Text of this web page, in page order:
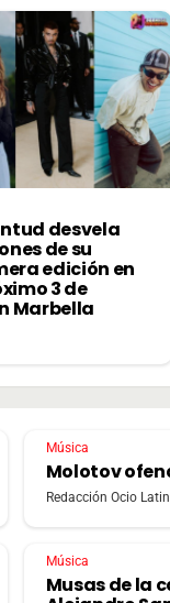
desvela
de su
edición en
3 de
Marbella
Música
Molotov
Redacción Ocio
Música
Musas de la